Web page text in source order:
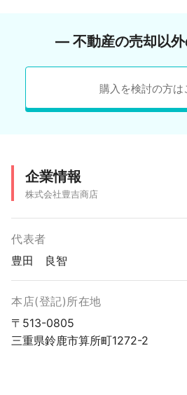
― 不動産の売却以
購入を検討の方は
企業情報
株式会社豊吉商店
代表者
豊田 良智
本店(登記)所在地
〒513-0805
三重県鈴鹿市算所町1272-2